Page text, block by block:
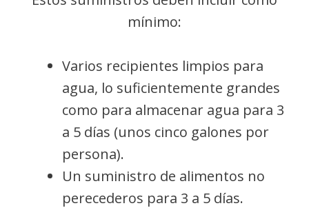
mínimo:
Varios recipientes limpios para
agua, lo suficientemente grandes
como para almacenar agua para 3
a 5 días (unos cinco galones por
persona).
Un suministro de alimentos no
perecederos para 3 a 5 días.